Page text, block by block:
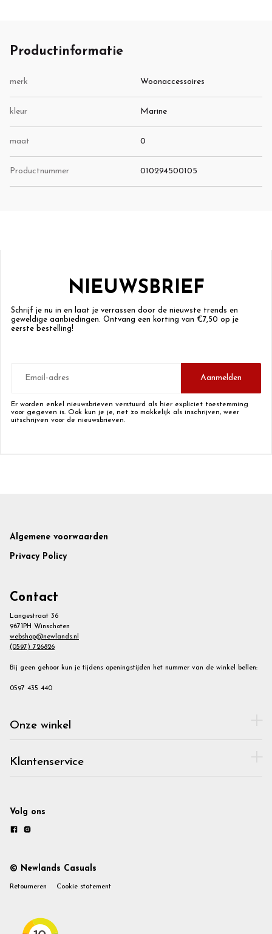
Productinformatie
merk Woonaccessoires
kleur Marine
maat 0
Productnummer 010294500105
NIEUWSBRIEF
Schrijf je nu in en laat je verrassen door de nieuwste trends en
geweldige aanbiedingen. Ontvang een korting van €7,50 op je
eerste bestelling!
mailadres
Aanmelden
Er worden enkel nieuwsbrieven verstuurd als hier expliciet toestemming
voor gegeven is. Ook kun je je, net zo makkelijk als inschrijven, weer
uitschrijven voor de nieuwsbrieven.
Footer
Algemene voorwaarden
Privacy Policy
Contact
Langestraat 36
9671PH Winschoten
webshop@newlands.nl
(0597) 726826
Bij geen gehoor kun je tijdens openingstijden het nummer van de winkel bellen:
0597 435 440
Onze winkel
Klantenservice
Volg ons
© Newlands Casuals
Retourneren Cookie statement